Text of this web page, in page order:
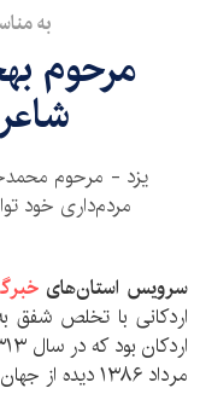
به
مرحوم
یزد - مرحوم
مردم‌داری خود
سرویس استان‌های
اردکانی با تخلص شفق
مرداد ۱۳۸۶ دیده از جهان فرو بست.